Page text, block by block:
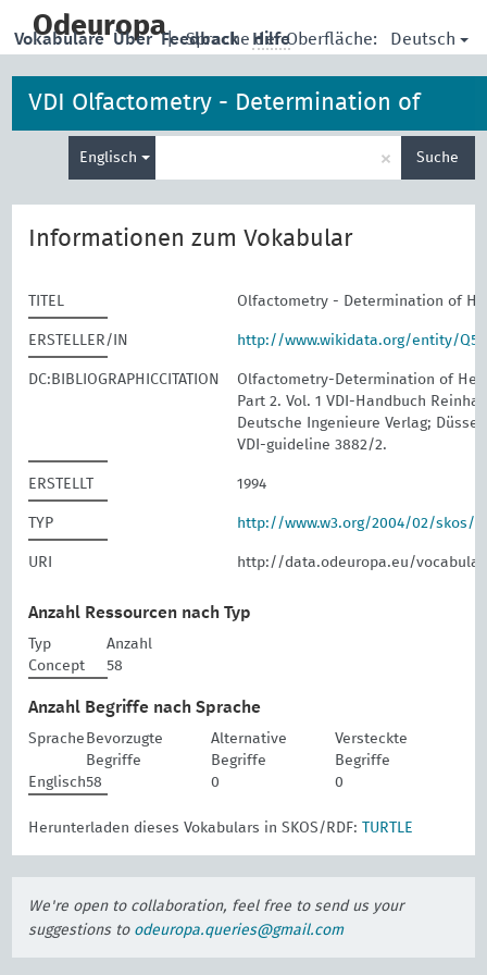
main
Odeuropa| Sprache der Oberfläche: Deutsch
Vokabulare Über Feedback Hilfe
VDI Olfactometry - Determination of
Hedonic Odour Tone
Englisch × Suche
Informationen zum Vokabular
TITEL Olfactometry - Determination of
ERSTELLER/IN http://www.wikidata.org/entity/
DC:BIBLIOGRAPHICCITATION
Olfactometry-Determination of
Part 2. Vol. 1 VDI-Handbuch
Deutsche Ingenieure Verlag;
VDI-guideline 3882/2.
ERSTELLT 1994
TYP http://www.w3.org/2004/02/skos/
URI http://data.odeuropa.eu/
Anzahl Ressourcen nach Typ
Typ
Anzahl
Concept
58
Anzahl Begriffe nach Sprache
Sprache Bevorzugte
Begriffe
Alternative
Begriffe
Versteckte
Begriffe
Englisch58 0 0
Herunterladen dieses Vokabulars in SKOS/RDF: TURTLE
We're open to collaboration, feel free to send us your
suggestions to odeuropa.queries@gmail.com